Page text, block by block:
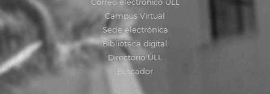
Correo electrónico ULL
Campus Virtual
Sede electrónica
Biblioteca digital
Directorio ULL
Buscador